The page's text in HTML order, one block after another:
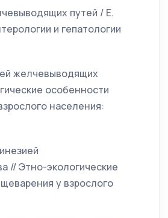
путей / Е.
и гепатологии
желчевыводящих
особенности
населения:
// Этно-экологические
у взрослого